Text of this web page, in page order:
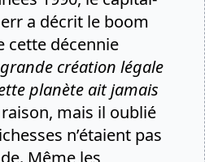
a décrit le boom
cette décennie
création légale
planète ait jamais
mais il oublié
n’étaient pas
Même les